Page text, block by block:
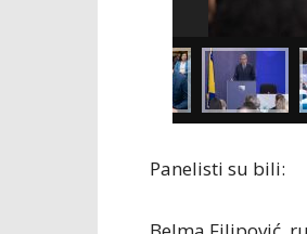
Panelisti su bili: